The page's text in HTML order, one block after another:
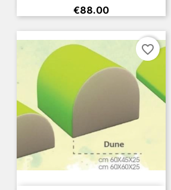
Price
€88.00
favorite_border